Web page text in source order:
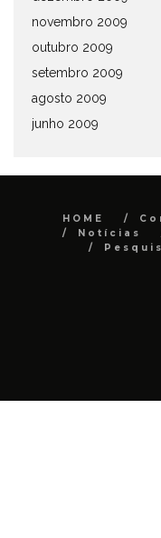
novembro 2009
outubro 2009
setembro 2009
agosto 2009
junho 2009
HOME
Notícias